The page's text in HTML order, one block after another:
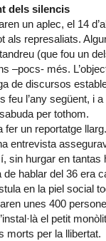
dels silencis
un aplec, el 14
als represaliats.
(que fou un
–pocs- més.
de discursos
l’any següent, i
per tothom.
un reportatge
entrevista
sin hurgar en
hablar del 36 era
en la piel social
unes 400
el petit
morts per la llibertat.